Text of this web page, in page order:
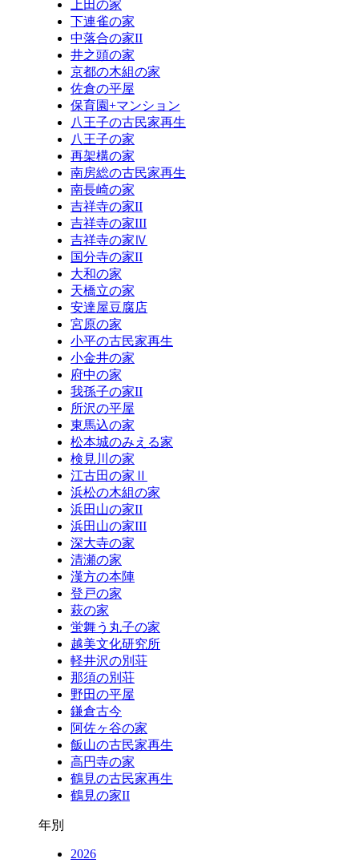
上田の家
下連雀の家
中落合の家II
井之頭の家
京都の木組の家
佐倉の平屋
保育園+マンション
八王子の古民家再生
八王子の家
再架構の家
南房総の古民家再生
南長崎の家
吉祥寺の家II
吉祥寺の家III
吉祥寺の家Ⅳ
国分寺の家II
大和の家
天橋立の家
安達屋豆腐店
宮原の家
小平の古民家再生
小金井の家
府中の家
我孫子の家II
所沢の平屋
東馬込の家
松本城のみえる家
検見川の家
江古田の家Ⅱ
浜松の木組の家
浜田山の家II
浜田山の家III
深大寺の家
清瀬の家
漢方の本陣
登戸の家
萩の家
蛍舞う丸子の家
越美文化研究所
軽井沢の別荘
那須の別荘
野田の平屋
鎌倉古今
阿佐ヶ谷の家
飯山の古民家再生
高円寺の家
鶴見の古民家再生
鶴見の家II
年別
2026